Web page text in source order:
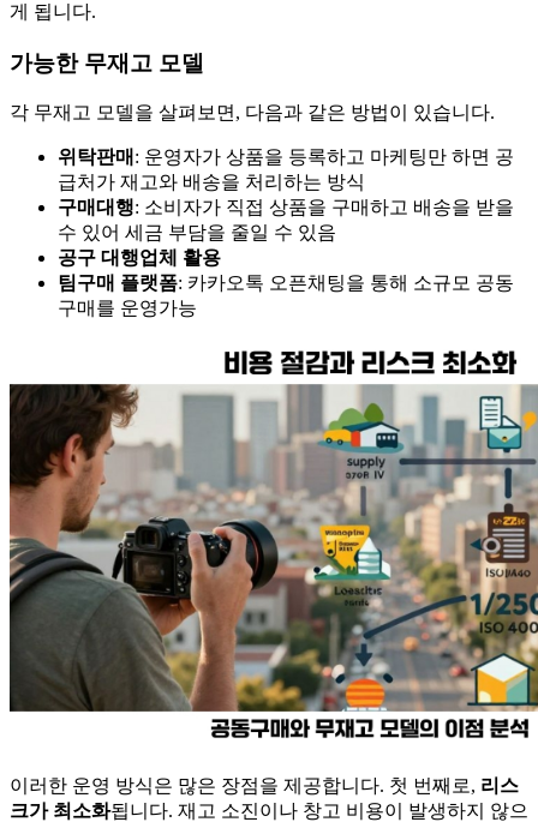
게 됩니다.
가능한 무재고 모델
각 무재고 모델을 살펴보면, 다음과 같은 방법이 있습니다.
위탁판매 : 운영자가 상품을 등록하고 마케팅만 하면 공
급처가 재고와 배송을 처리하는 방식
구매대행: 소비자가 직접 상품을 구매하고 배송을 받을
수 있어 세금 부담을 줄일 수 있음
공구 대행업체 활용
팀구매 플랫폼: 카카오톡 오픈채팅을 통해 소규모 공동
구매를 운영가능
이러한 운영 방식은 많은 장점을 제공합니다. 첫 번째로, 리스
크가 최소화됩니다. 재고 소진이나 창고 비용이 발생하지 않으